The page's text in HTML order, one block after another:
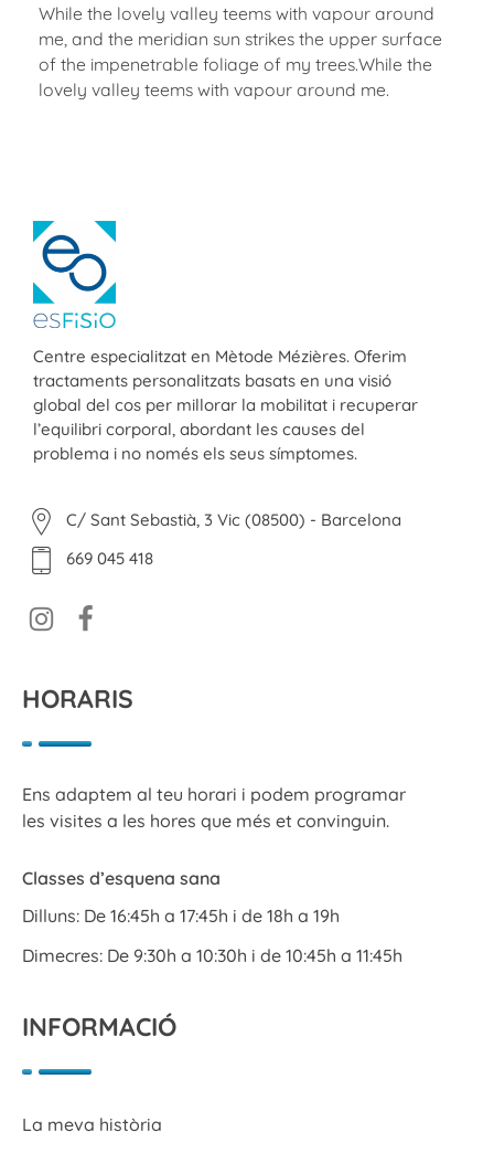
While the lovely valley teems with vapour around
me, and the meridian sun strikes the upper surface
of the impenetrable foliage of my trees.While the
lovely valley teems with vapour around me.
ESFISIO
Centre especialitzat en Mètode Mézières. Oferim
tractaments personalitzats basats en una visió
global del cos per millorar la mobilitat i recuperar
l’equilibri corporal, abordant les causes del
problema i no només els seus símptomes.
C/ Sant Sebastià, 3 Vic (08500) - Barcelona
669 045 418
HORARIS
Ens adaptem al teu horari i podem programar
les visites a les hores que més et convinguin.
Classes d’esquena sana
Dilluns: De 16:45h a 17:45h i de 18h a 19h
Dimecres: De 9:30h a 10:30h i de 10:45h a 11:45h
INFORMACIÓ
La meva història